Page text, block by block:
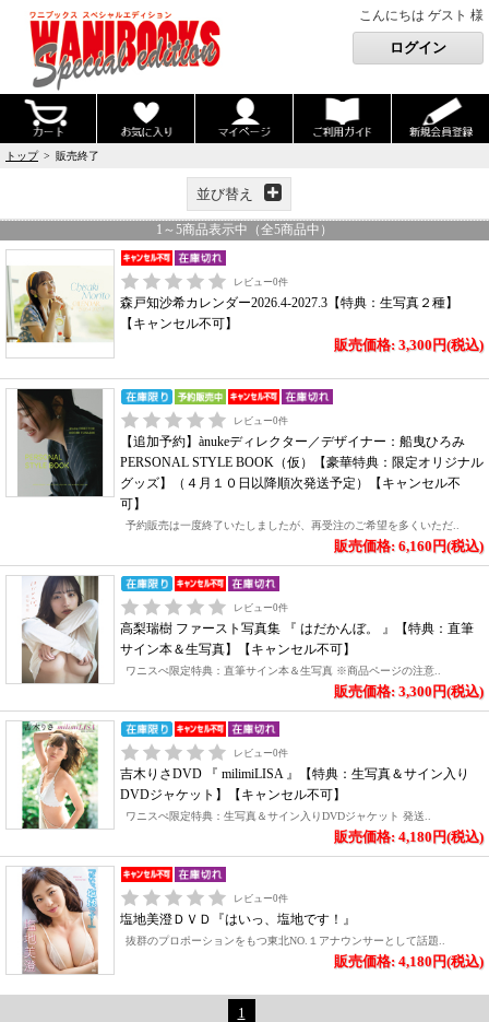
こんにちは ゲスト 様
トップ> 販売終了
並び替え
1 ～ 5商品表示中（全5商品中）
レビュー0件
森戸知沙希カレンダー2026.4-2027.3【特典：生写真２種】
【キャンセル不可】
販売価格: 3,300円(税込)
レビュー0件
【追加予約】ànukeディレクター／デザイナー：船曳ひろみ
PERSONAL STYLE BOOK（仮）【豪華特典：限定オリジナル
グッズ】（４月１０日以降順次発送予定）【キャンセル不
可】
予約販売は一度終了いたしましたが、再受注のご希望を多くいただ..
販売価格: 6,160円(税込)
レビュー0件
高梨瑞樹 ファースト写真集 『 はだかんぼ。 』【特典：直筆
サイン本＆生写真】【キャンセル不可】
ワニスぺ限定特典：直筆サイン本＆生写真 ※商品ページの注意..
販売価格: 3,300円(税込)
レビュー0件
吉木りさDVD 『 milimiLISA 』【特典：生写真＆サイン入り
DVDジャケット】【キャンセル不可】
ワニスぺ限定特典：生写真＆サイン入りDVDジャケット 発送..
販売価格: 4,180円(税込)
レビュー0件
塩地美澄ＤＶＤ『はいっ、塩地です！』
抜群のプロポーションをもつ東北NO.１アナウンサーとして話題..
販売価格: 4,180円(税込)
1